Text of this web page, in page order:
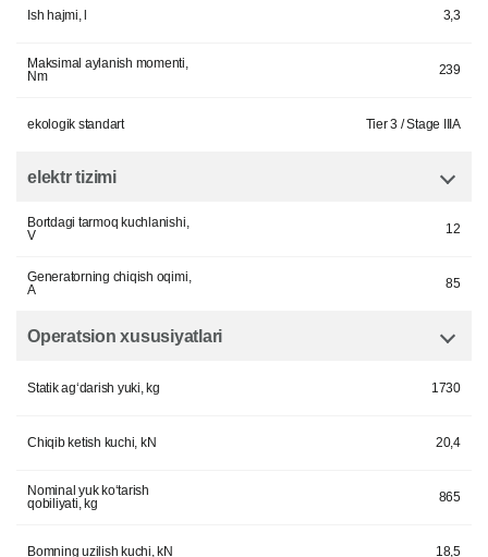
Ish hajmi, l 3,3
Maksimal aylanish momenti,
Nm
239
ekologik standart Tier 3 / Stage IIIA
elektr tizimi
Bortdagi tarmoq kuchlanishi,
V
12
Generatorning chiqish oqimi,
A
85
Operatsion xususiyatlari
Statik ag‘darish yuki, kg 1730
Chiqib ketish kuchi, kN 20,4
Nominal yuk ko‘tarish
qobiliyati, kg
865
Bomning uzilish kuchi, kN 18,5